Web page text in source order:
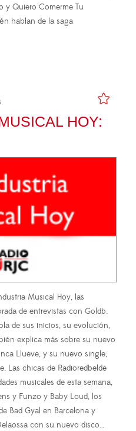
y Quiero Comerme Tu
hablan de la saga
HOY:
Musical Hoy, las
de entrevistas con Goldb.
de sus inicios, su evolución,
explica más sobre su nuevo
Llueve, y su nuevo single,
Las chicas de Radioredbelde
musicales de esta semana,
y Funzo y Baby Loud, los
Bad Gyal en Barcelona y
con su nuevo disco…